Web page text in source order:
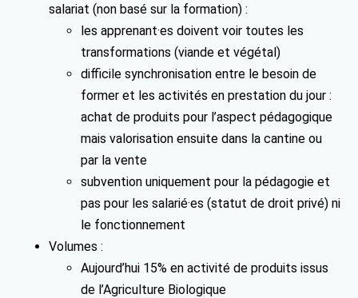
salariat (non basé sur la formation) :
les apprenant·es doivent voir toutes les
transformations (viande et végétal)
difficile synchronisation entre le besoin de
former et les activités en prestation du jour :
achat de produits pour l’aspect pédagogique
mais valorisation ensuite dans la cantine ou
par la vente
subvention uniquement pour la pédagogie et
pas pour les salarié·es (statut de droit privé) ni
le fonctionnement
Volumes :
Aujourd’hui 15% en activité de produits issus
de l’Agriculture Biologique